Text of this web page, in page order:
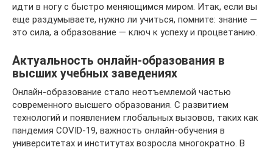
идти в ногу с быстро меняющимся миром. Итак, если вы
еще раздумываете, нужно ли учиться, помните: знание —
это сила, а образование — ключ к успеху и процветанию.
Актуальность онлайн-образования в
высших учебных заведениях
Онлайн-образование стало неотъемлемой частью
современного высшего образования. С развитием
технологий и появлением глобальных вызовов, таких как
пандемия COVID-19, важность онлайн-обучения в
университетах и институтах возросла многократно. В